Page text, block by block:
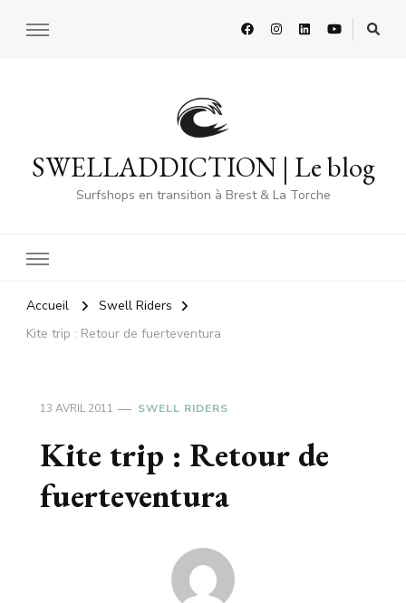
SWELLADDICTION | Le blog
Surfshops en transition à Brest & La Torche
Accueil
Swell Riders
Kite trip : Retour de fuerteventura
13 AVRIL 2011 SWELL RIDERS
Kite trip : Retour de
fuerteventura